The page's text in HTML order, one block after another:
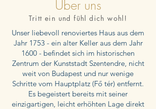
Über uns
Tritt ein und fühl dich wohl!
Unser liebevoll renoviertes Haus aus dem
Jahr 1753 - ein alter Keller aus dem Jahr
1600 - befindet sich im historischen
Zentrum der Kunststadt Szentendre, nicht
weit von Budapest und nur wenige
Schritte vom Hauptplatz (Fő tér) entfernt.
Es begeistert bereits mit seiner
einzigartigen, leicht erhöhten Lage direkt